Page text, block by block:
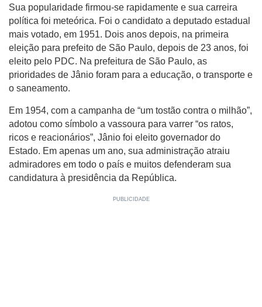
Sua popularidade firmou-se rapidamente e sua carreira
política foi meteórica. Foi o candidato a deputado estadual
mais votado, em 1951. Dois anos depois, na primeira
eleição para prefeito de São Paulo, depois de 23 anos, foi
eleito pelo PDC. Na prefeitura de São Paulo, as
prioridades de Jânio foram para a educação, o transporte e
o saneamento.
Em 1954, com a campanha de “um tostão contra o milhão”,
adotou como símbolo a vassoura para varrer “os ratos,
ricos e reacionários”, Jânio foi eleito governador do
Estado. Em apenas um ano, sua administração atraiu
admiradores em todo o país e muitos defenderam sua
candidatura à presidência da República.